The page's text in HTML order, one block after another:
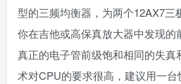
型的三频均衡器，为两个12AX7三
你在吉他或高保真放大器中发现
真正的电子管前级饱和相同的失真
术对CPU的要求很高，建议用一